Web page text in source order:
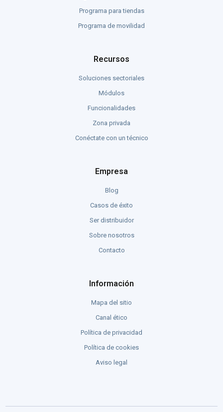
Programa para tiendas
Programa de movilidad
Recursos
Soluciones sectoriales
Módulos
Funcionalidades
Zona privada
Conéctate con un técnico
Empresa
Blog
Casos de éxito
Ser distribuidor
Sobre nosotros
Contacto
Información
Mapa del sitio
Canal ético
Política de privacidad
Política de cookies
Aviso legal